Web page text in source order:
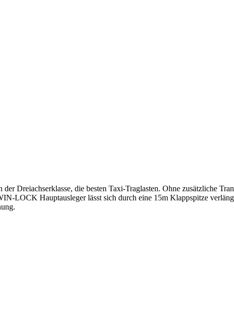
Dreiachserklasse, die besten Taxi-Traglasten. Ohne zusätzliche
LOCK Hauptausleger lässt sich durch eine 15m Klappspitze